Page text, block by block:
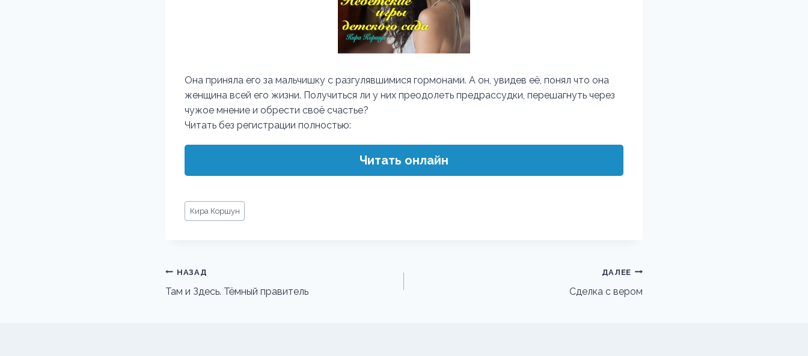
Она приняла его за мальчишку с разгулявшимися гормонами. А он, увидев её, понял что она
женщина всей его жизни. Получиться ли у них преодолеть предрассудки, перешагнуть через
чужое мнение и обрести своё счастье?
Читать без регистрации полностью:
Читать онлайн
Метки
записи:
Кира Коршун
Навигация
по
НАЗАД
Там и Здесь. Тёмный правитель
ДАЛЕЕ
Сделка с вером